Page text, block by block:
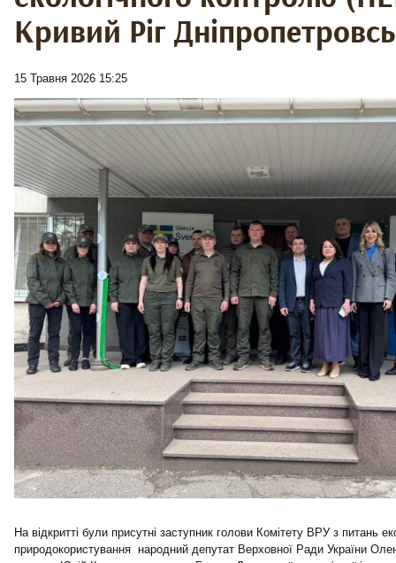
Кривий Ріг
15 Травня 2026 15:25
На відкритті були присутні заступник голови Комітету ВРУ з питань
природокористування народний депутат Верховної Ради України